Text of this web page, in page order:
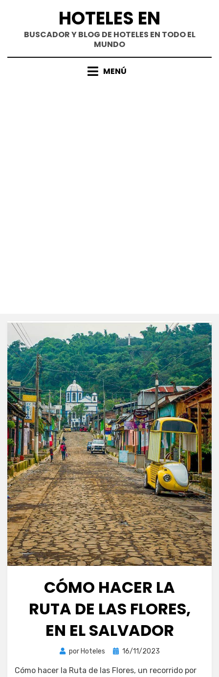
contenido
HOTELES EN
BUSCADOR Y BLOG DE HOTELES EN TODO EL
MUNDO
MENÚ
CÓMO HACER LA
RUTA DE LAS FLORES,
EN EL SALVADOR
por Hoteles
Publicada
16/11/2023
Cómo hacer la Ruta de las Flores, un recorrido por